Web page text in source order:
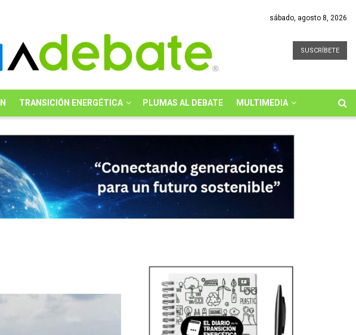
sábado, agosto 8, 2026
SUSCRÍBETE
TRANSICIÓN ENERGÉTICA PLUMAS AL DEBATE MULTIMEDIA